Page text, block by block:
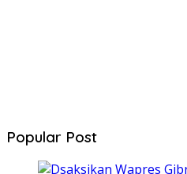
Popular Post